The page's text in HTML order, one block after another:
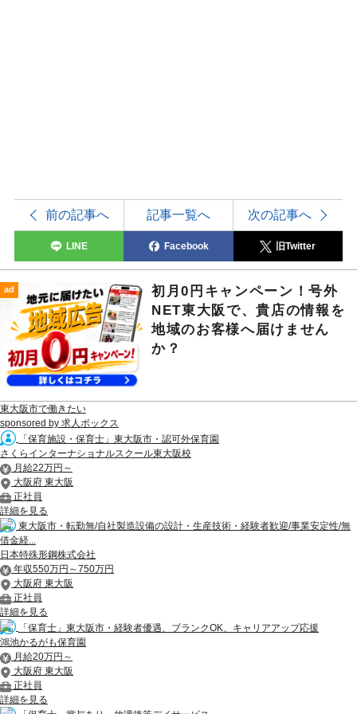
前の記事へ 記事一覧へ 次の記事へ
LINE Facebook 旧Twitter
ad
初月0円キャンペーン！号外
NET東大阪で、貴店の情報を
地域のお客様へ届けません
か？
東大阪市で働きたい
sponsored by 求人ボックス
「保育施設・保育士」東大阪市・認可外保育園
さくらインターナショナルスクール東大阪校
月給22万円～
大阪府 東大阪
正社員
詳細を見る
東大阪市・転勤無/自社製造設備の設計・生産技術・経験者歓迎/事業安定性/無
借金経...
日本特殊形鋼株式会社
年収550万円～750万円
大阪府 東大阪
正社員
詳細を見る
「保育士」東大阪市・経験者優遇、ブランクOK、キャリアアップ応援
鴻池かるがも保育園
月給20万円～
大阪府 東大阪
正社員
詳細を見る